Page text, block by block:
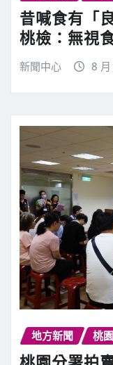
昔喊食有「
桃檢：無視
新聞中心 8
地方新聞 桃